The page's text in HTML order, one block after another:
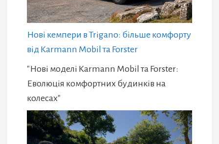
Нові кемпери в Trigano: більше комфорту
від Karmann Mobil та Forster
"Нові моделі Karmann Mobil та Forster:
Еволюція комфортних будинків на
колесах"